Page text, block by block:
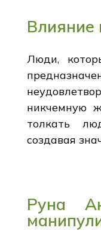
Влияние
Люди,
никчемную
толкать
создавая
Руна